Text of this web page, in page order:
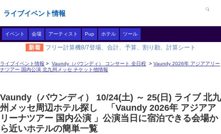
ライブイベント情報
イベント 会場 アーティスト Pup ホテル ツール
新着 フリー計算機8/7登場、合計、予算、割り勘、計算シート
ライブイベント情報 > Vaundy（バウンディ） コンサート 全日程 > Vaundy 2026年 アジアアリー
ナツアー 国内公演 北九州メッセ チケット他情報
Vaundy（バウンディ） 10/24(土) ～ 25(日) ライブ 北九
州メッセ周辺ホテル探し 「Vaundy 2026年 アジアア
リーナツアー 国内公演 」公演当日に宿泊できる会場か
ら近いホテルの簡単一覧